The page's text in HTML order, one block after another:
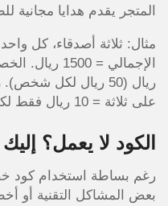
المتجر يقدم هدايا مجانية
على ثلاثة = 10 ريال فقط لكل شخص.
الكود لا يعمل؟
رغم بساطة استخدام كود
بعض المشاكل التقنية أو